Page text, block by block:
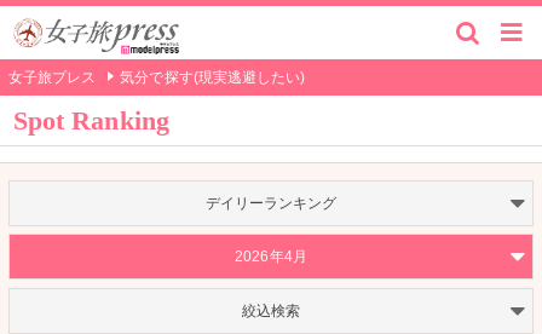
女子旅プレス 気分で探す(現実逃避したい)
Spot Ranking
デイリーランキング
2026年4月
絞込検索